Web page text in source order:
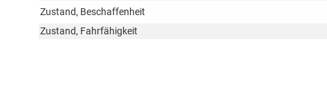
Zustand, Beschaffenheit
Zustand, Fahrfähigkeit